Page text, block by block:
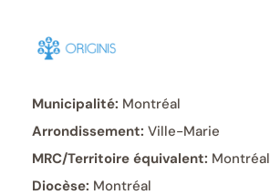
Skip
Municipalité: Montréal
Arrondissement: Ville-Marie
MRC/Territoire équivalent: Montréal
Diocèse: Montréal